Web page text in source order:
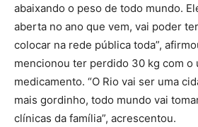
abaixando o peso de todo mundo.
aberta no ano que vem, vai poder
colocar na rede pública toda”,
mencionou ter perdido 30 kg com o
medicamento. “O Rio vai ser uma
mais gordinho, todo mundo vai
clínicas da família”, acrescentou.